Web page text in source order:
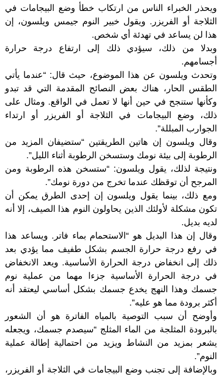
ويحذر الخبراء الناس من ارتكاب خطأ وضع البيجامات في
الثلاجة أو الفريزر. ويقول خبير النوم جيمس ويلسون، إن
هذا لن يساعد في تهدئة أي شخص.
وبدلا من ذلك، سيؤدي ذلك إلى ارتفاع درجة حرارة
أجسامهم.
وتحدث ويلسون عن هذا الموضوع، حيث قال: “عندما يأتي
الطقس الحار، هناك بعض النصائح المقدمة التي قد تبدو
وكأنها ستنجح في حين أنها لا تعمل في الواقع. ومثال على
ذلك، وضع البيجامات في الثلاجة أو الفريزر أو ارتداء
الجوارب المبللة”.
وقال ويلسون إن هاتين الطريقتين “ستضيفان المزيد من
الرطوبة إلى بيئة نومك وستسخن الرطوبة أثناء الليل”.
ونتيجة لذلك، يقول ويلسون: “ستسخن هذه الرطوبة ومن
المرجح أن توقظك عندما تخرج من دورة نومك”.
ومع ذلك، بينما يقول ويلسون إن إحدى الطرق يمكن أن
تكون مشكلة لأولئك الذين يحاولون النوم هذا الصيف، إلا أنه
لديه بديل.
وقال إن هذا البديل هو “الاستحمام بماء فاتر. ويساعد هذا
في رفع درجة حرارة الجسم بشكل طفيف مما يؤدي بعد
ذلك إلى انخفاض درجة الحرارة الأساسية. ويعد الانخفاض
في درجة الحرارة الأساسية جزءا مهما من عملية نوم
جسمك وهذا النهج يخدع جسمك بشكل أساسي ليعتقد أنه
أكثر برودة مما هو عليه”.
وأوضح أن سبب التوصية بالمياه الفاترة هو أن الشعور
بالبرودة المثلجة من الماء المثلج “سيصدم جسمك، ويجعله
يشعر بمزيد من النشاط ويزيد من احتمالية إطالة عملية
النوم”.
وبالإضافة إلى تجنب وضع البيجامات في الثلاجة أو الفريزر،